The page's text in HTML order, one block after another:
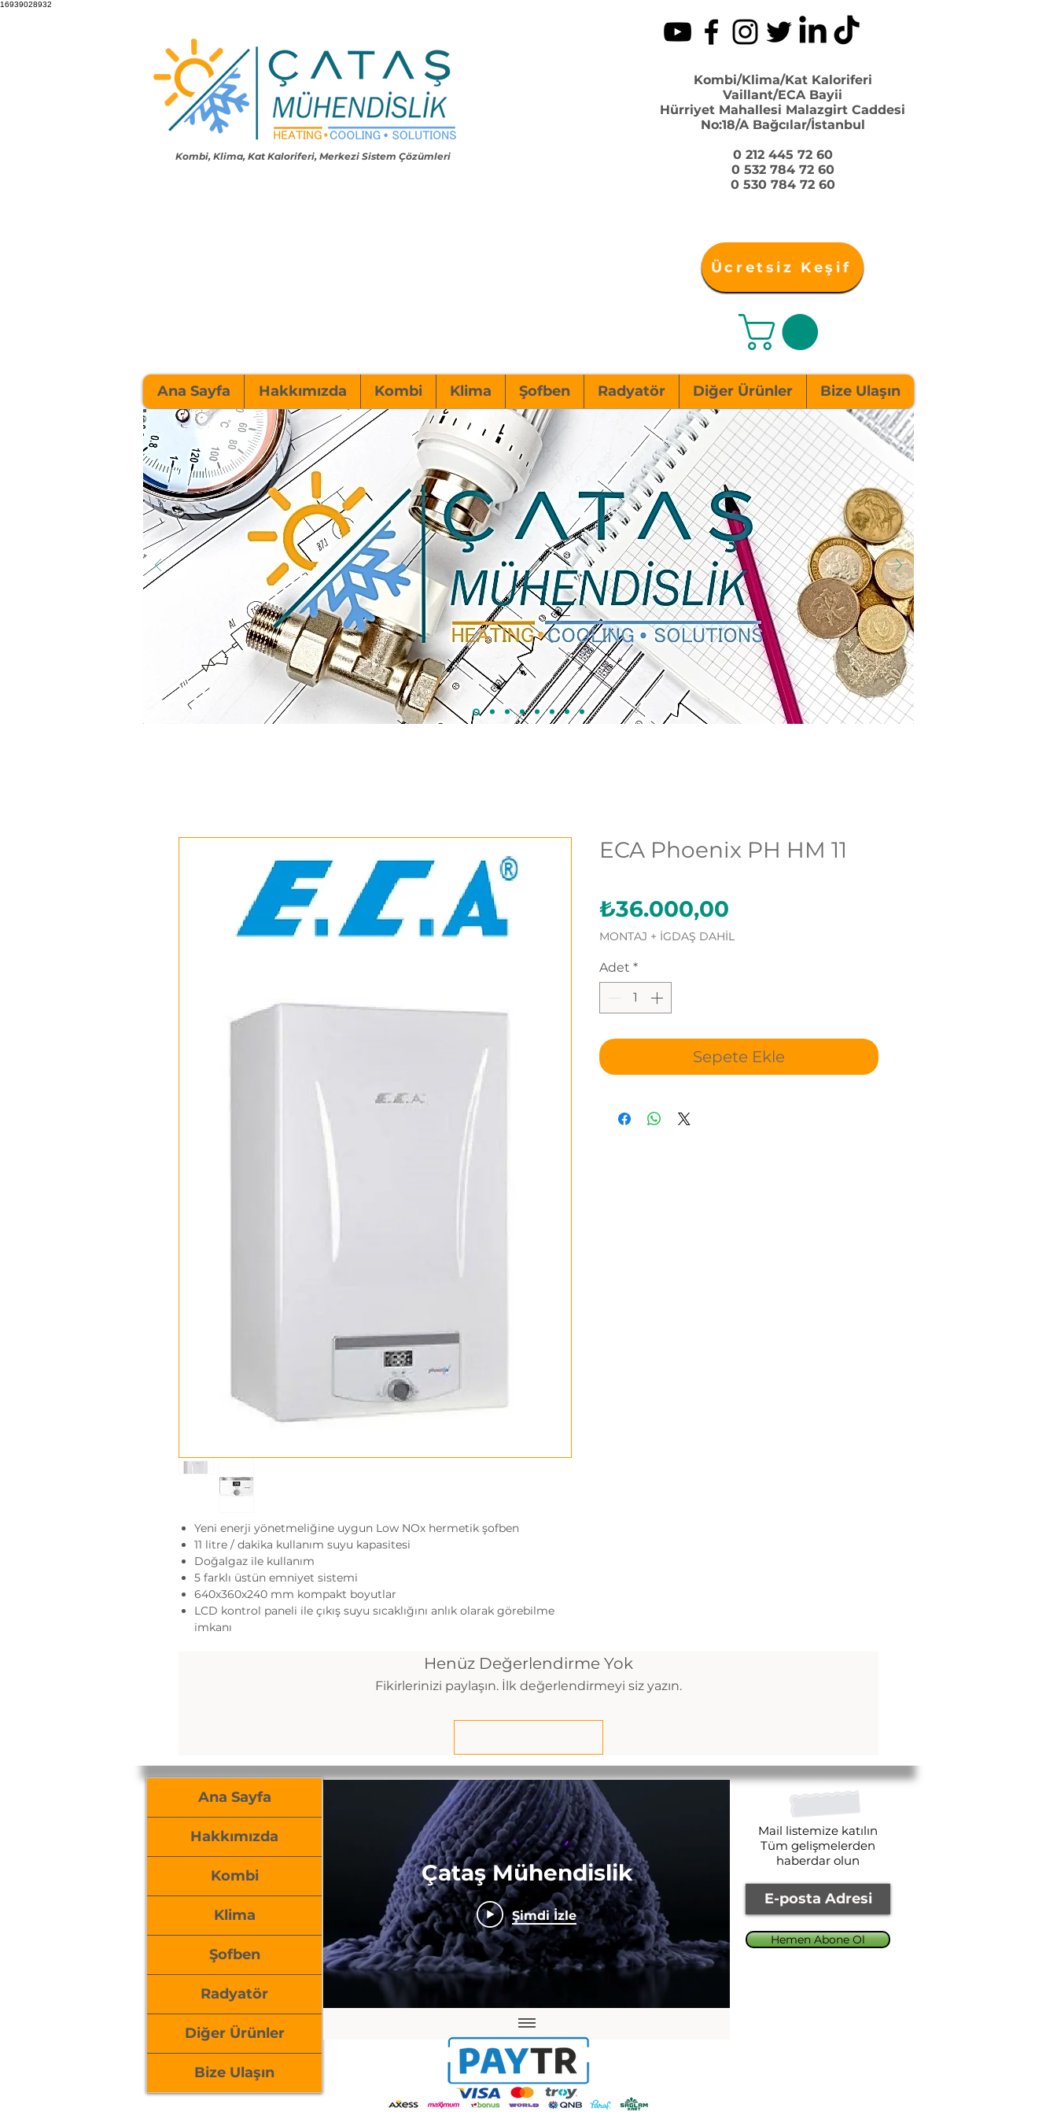
16939028932
Kombi, Klima, Kat Kaloriferi, Merkezi Sistem Çözümleri
Kombi/Klima/Kat Kaloriferi
Vaillant/ECA Bayii
Hürriyet Mahallesi Malazgirt Caddesi
No:18/A Bağcılar/İstanbul
0 212 445 72 60
0 532 784 72 60
0 530 784 72 60
Ücretsiz Keşif
Ana Sayfa Hakkımızda Kombi Klima Şofben Radyatör Diğer Ürünler Bize Ulaşın
Yeni enerji yönetmeliğine uygun Low NOx hermetik şofben
11 litre / dakika kullanım suyu kapasitesi
Doğalgaz ile kullanım
5 farklı üstün emniyet sistemi
640x360x240 mm kompakt boyutlar
LCD kontrol paneli ile çıkış suyu sıcaklığını anlık olarak görebilme
imkanı
ECA Phoenix PH HM 11
₺36.000,00
MONTAJ + İGDAŞ DAHİL
Adet *
Sepete Ekle
Henüz Değerlendirme Yok
Fikirlerinizi paylaşın. İlk değerlendirmeyi siz yazın.
Ana Sayfa
Hakkımızda
Kombi
Klima
Şofben
Radyatör
Diğer Ürünler
Bize Ulaşın
Çataş Mühendislik
Şimdi İzle
Mail listemize katılın
Tüm gelişmelerden
haberdar olun
Hemen Abone Ol